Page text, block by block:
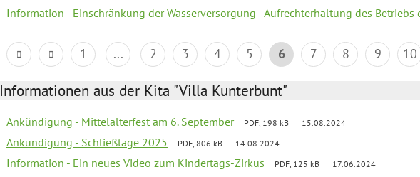
Information - Einschränkung der Wasserversorgung - Aufrechterhaltung des Betriebs
1 ... 2 3 4 5 6 7 8 9 10
Informationen aus der Kita "Villa Kunterbunt"
Ankündigung - Mittelalterfest am 6. September PDF, 198 kB 15.08.2024
Ankündigung - Schließtage 2025 PDF, 806 kB 14.08.2024
Information - Ein neues Video zum Kindertags-Zirkus PDF, 125 kB 17.06.2024